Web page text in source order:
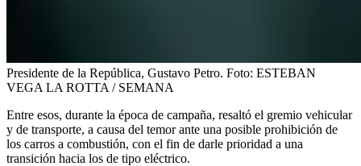
Presidente de la República, Gustavo Petro. Foto: ESTEBAN
VEGA LA ROTTA / SEMANA
Entre esos, durante la época de campaña, resaltó el gremio vehicular
y de transporte, a causa del temor ante una posible prohibición de
los carros a combustión, con el fin de darle prioridad a una
transición hacia los de tipo eléctrico.